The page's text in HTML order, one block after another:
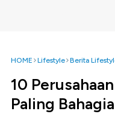
HOME Lifestyle Berita
10
Paling